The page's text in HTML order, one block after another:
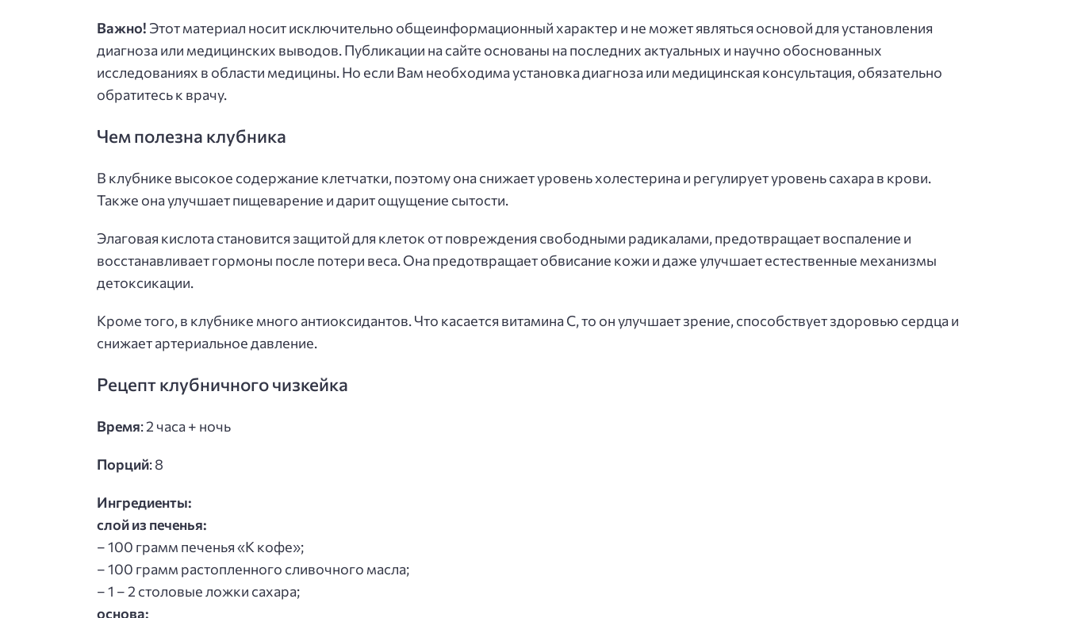
Важно! Этот материал носит исключительно общеинформационный характер и не может являться основой для установления
диагноза или медицинских выводов. Публикации на сайте основаны на последних актуальных и научно обоснованных
исследованиях в области медицины. Но если Вам необходима установка диагноза или медицинская консультация, обязательно
обратитесь к врачу.
Чем полезна клубника
В клубнике высокое содержание клетчатки, поэтому она снижает уровень холестерина и регулирует уровень сахара в крови.
Также она улучшает пищеварение и дарит ощущение сытости.
Элаговая кислота становится защитой для клеток от повреждения свободными радикалами, предотвращает воспаление и
восстанавливает гормоны после потери веса. Она предотвращает обвисание кожи и даже улучшает естественные механизмы
детоксикации.
Кроме того, в клубнике много антиоксидантов. Что касается витамина С, то он улучшает зрение, способствует здоровью сердца и
снижает артериальное давление.
Рецепт клубничного чизкейка
Время: 2 часа + ночь
Порций: 8
Ингредиенты:
слой из печенья:
– 100 грамм печенья «К кофе»;
– 100 грамм растопленного сливочного масла;
– 1 – 2 столовые ложки сахара;
основа: